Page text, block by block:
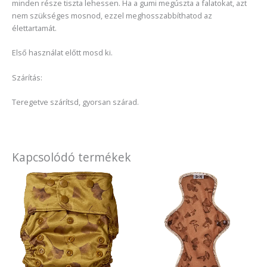
minden része tiszta lehessen. Ha a gumi megúszta a falatokat, azt
nem szükséges mosnod, ezzel meghosszabbíthatod az
élettartamát.
Első használat előtt mosd ki.
Szárítás:
Teregetve szárítsd, gyorsan szárad.
Kapcsolódó termékek